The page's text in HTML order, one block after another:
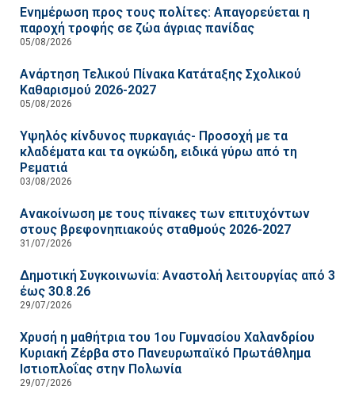
Ενημέρωση προς τους πολίτες: Απαγορεύεται η
παροχή τροφής σε ζώα άγριας πανίδας
05/08/2026
Ανάρτηση Τελικού Πίνακα Κατάταξης Σχολικού
Καθαρισμού 2026-2027
05/08/2026
Υψηλός κίνδυνος πυρκαγιάς- Προσοχή με τα
κλαδέματα και τα ογκώδη, ειδικά γύρω από τη
Ρεματιά
03/08/2026
Ανακοίνωση με τους πίνακες των επιτυχόντων
στους βρεφονηπιακούς σταθμούς 2026-2027
31/07/2026
Δημοτική Συγκοινωνία: Αναστολή λειτουργίας από 3
έως 30.8.26
29/07/2026
Χρυσή η μαθήτρια του 1ου Γυμνασίου Χαλανδρίου
Κυριακή Ζέρβα στο Πανευρωπαϊκό Πρωτάθλημα
Ιστιοπλοΐας στην Πολωνία
29/07/2026